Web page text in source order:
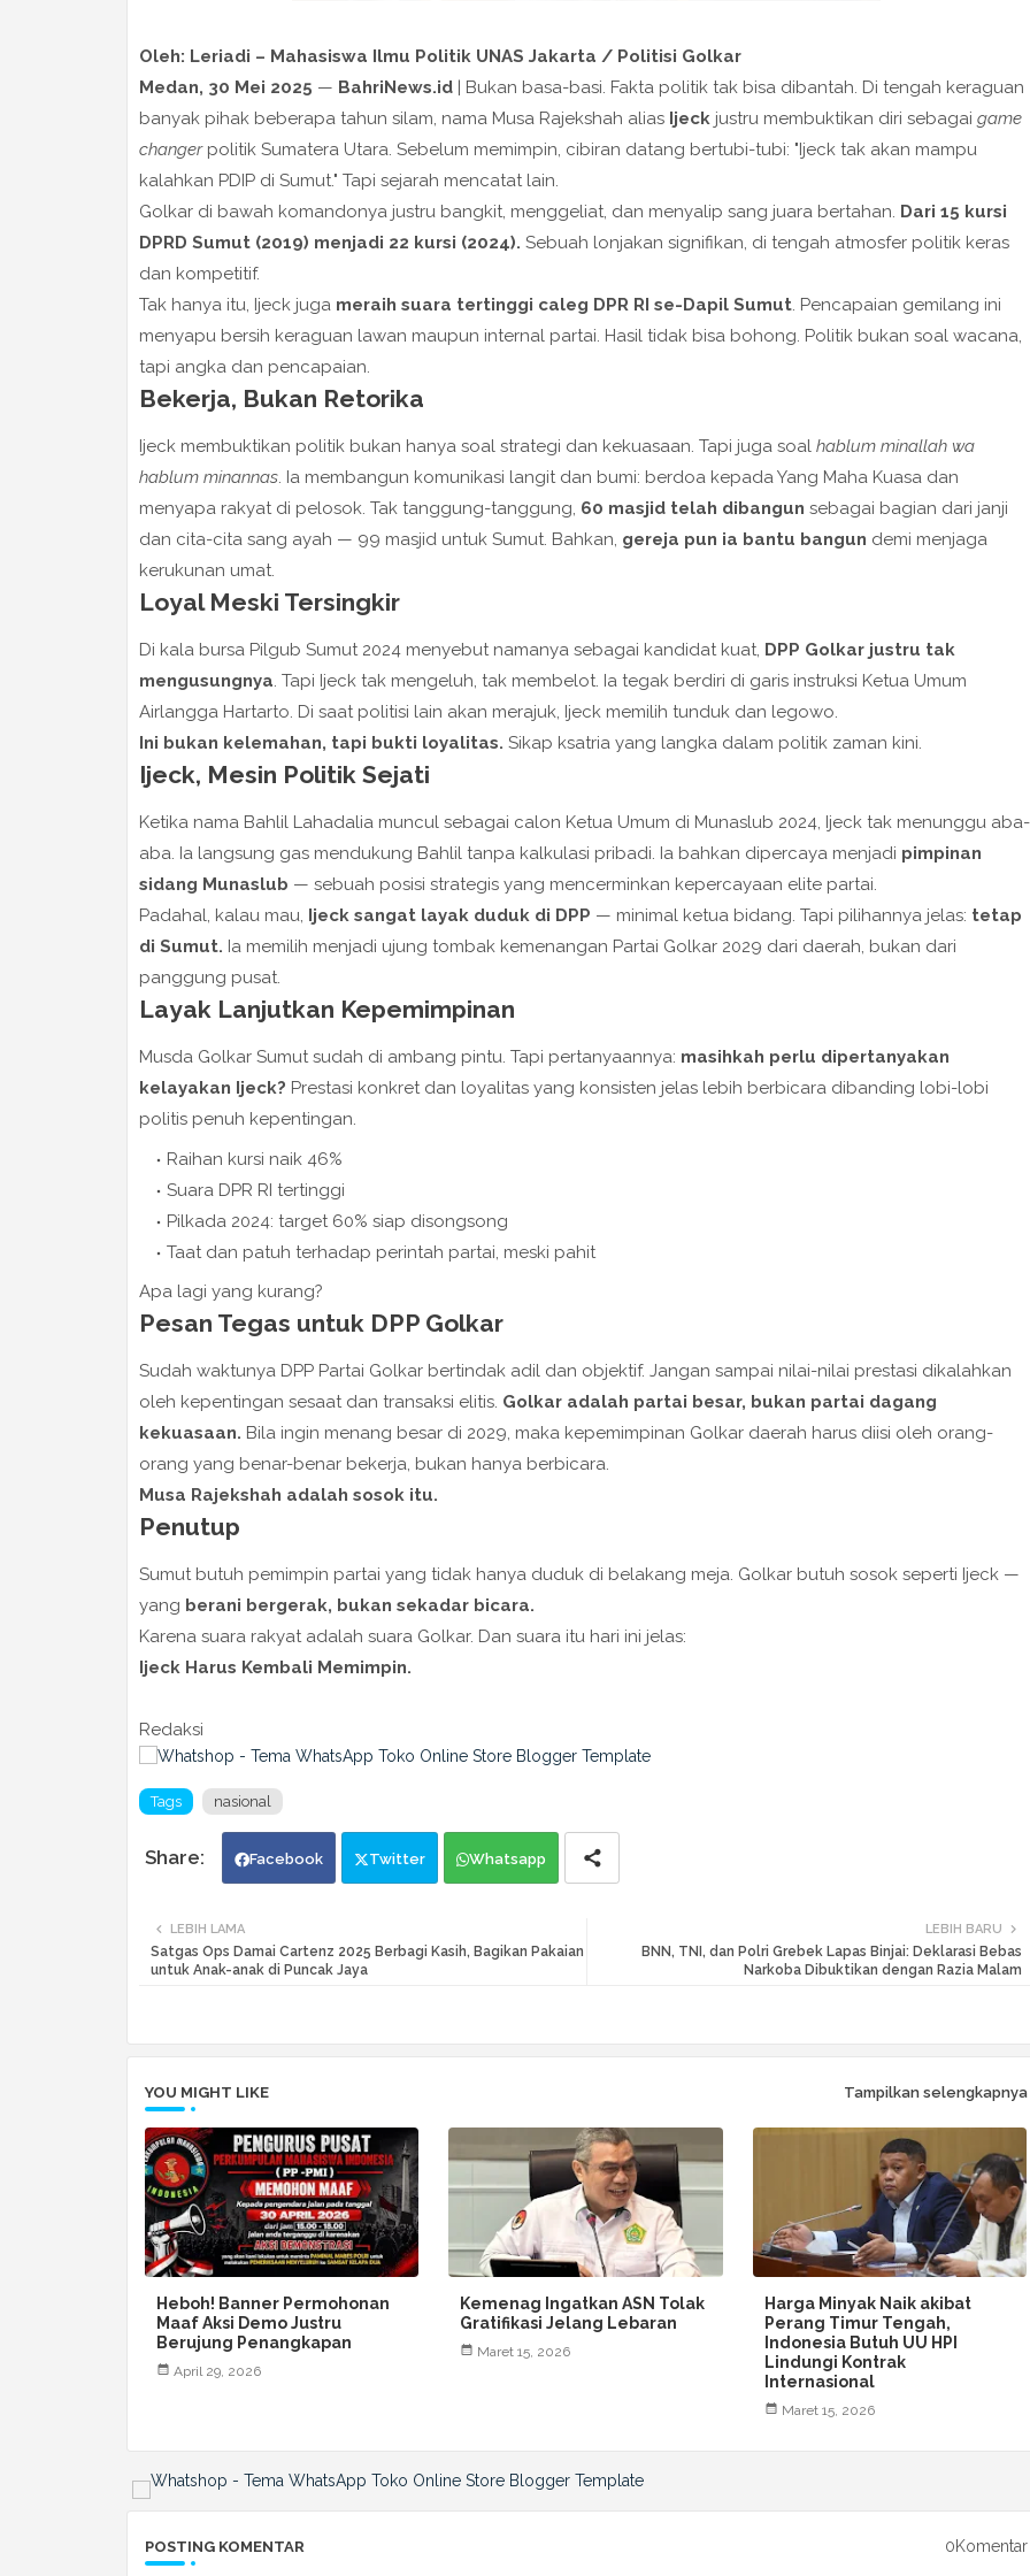
Oleh: Leriadi – Mahasiswa Ilmu Politik UNAS Jakarta / Politisi Golkar
Medan, 30 Mei 2025 — BahriNews.id| Bukan basa-basi. Fakta politik tak bisa dibantah. Di tengah keraguan
banyak pihak beberapa tahun silam, nama Musa Rajekshah alias Ijeckjustru membuktikan diri sebagai game
changerpolitik Sumatera Utara. Sebelum memimpin, cibiran datang bertubi-tubi: "Ijeck tak akan mampu
kalahkan PDIP di Sumut." Tapi sejarah mencatat lain.
Golkar di bawah komandonya justru bangkit, menggeliat, dan menyalip sang juara bertahan. Dari 15 kursi
DPRD Sumut (2019) menjadi 22 kursi (2024). Sebuah lonjakan signifikan, di tengah atmosfer politik keras
dan kompetitif.
Tak hanya itu, Ijeck juga meraih suara tertinggi caleg DPR RI se-Dapil Sumut. Pencapaian gemilang ini
menyapu bersih keraguan lawan maupun internal partai. Hasil tidak bisa bohong. Politik bukan soal wacana,
tapi angka dan pencapaian.
Bekerja, Bukan Retorika
Ijeck membuktikan politik bukan hanya soal strategi dan kekuasaan. Tapi juga soal hablum minallah wa
hablum minannas. Ia membangun komunikasi langit dan bumi: berdoa kepada Yang Maha Kuasa dan
menyapa rakyat di pelosok. Tak tanggung-tanggung, 60 masjid telah dibangun sebagai bagian dari janji
dan cita-cita sang ayah — 99 masjid untuk Sumut. Bahkan, gereja pun ia bantu bangun demi menjaga
kerukunan umat.
Loyal Meski Tersingkir
Di kala bursa Pilgub Sumut 2024 menyebut namanya sebagai kandidat kuat, DPP Golkar justru tak
mengusungnya. Tapi Ijeck tak mengeluh, tak membelot. Ia tegak berdiri di garis instruksi Ketua Umum
Airlangga Hartarto. Di saat politisi lain akan merajuk, Ijeck memilih tunduk dan legowo.
Ini bukan kelemahan, tapi bukti loyalitas. Sikap ksatria yang langka dalam politik zaman kini.
Ijeck, Mesin Politik Sejati
Ketika nama Bahlil Lahadalia muncul sebagai calon Ketua Umum di Munaslub 2024, Ijeck tak menunggu aba-
aba. Ia langsung gas mendukung Bahlil tanpa kalkulasi pribadi. Ia bahkan dipercaya menjadi pimpinan
sidang Munaslub — sebuah posisi strategis yang mencerminkan kepercayaan elite partai.
Padahal, kalau mau, Ijeck sangat layak duduk di DPP — minimal ketua bidang. Tapi pilihannya jelas: tetap
di Sumut. Ia memilih menjadi ujung tombak kemenangan Partai Golkar 2029 dari daerah, bukan dari
panggung pusat.
Layak Lanjutkan Kepemimpinan
Musda Golkar Sumut sudah di ambang pintu. Tapi pertanyaannya: masihkah perlu dipertanyakan
kelayakan Ijeck? Prestasi konkret dan loyalitas yang konsisten jelas lebih berbicara dibanding lobi-lobi
politis penuh kepentingan.
Raihan kursi naik 46%
Suara DPR RI tertinggi
Pilkada 2024: target 60% siap disongsong
Taat dan patuh terhadap perintah partai, meski pahit
Apa lagi yang kurang?
Pesan Tegas untuk DPP Golkar
Sudah waktunya DPP Partai Golkar bertindak adil dan objektif. Jangan sampai nilai-nilai prestasi dikalahkan
oleh kepentingan sesaat dan transaksi elitis. Golkar adalah partai besar, bukan partai dagang
kekuasaan. Bila ingin menang besar di 2029, maka kepemimpinan Golkar daerah harus diisi oleh orang-
orang yang benar-benar bekerja, bukan hanya berbicara.
Musa Rajekshah adalah sosok itu.
Penutup
Sumut butuh pemimpin partai yang tidak hanya duduk di belakang meja. Golkar butuh sosok seperti Ijeck —
yang berani bergerak, bukan sekadar bicara.
Karena suara rakyat adalah suara Golkar. Dan suara itu hari ini jelas:
Ijeck Harus Kembali Memimpin.
Redaksi
Tags nasional
Facebook Twitter Whatsapp
LEBIH BARU
BNN, TNI, dan Polri Grebek Lapas Binjai: Deklarasi Bebas
Narkoba Dibuktikan dengan Razia Malam
LEBIH LAMA
Satgas Ops Damai Cartenz 2025 Berbagi Kasih, Bagikan Pakaian
untuk Anak-anak di Puncak Jaya
YOU MIGHT LIKE Tampilkan selengkapnya
Heboh! Banner Permohonan
Maaf Aksi Demo Justru
Berujung Penangkapan
April 29, 2026
Kemenag Ingatkan ASN Tolak
Gratifikasi Jelang Lebaran
Maret 15, 2026
Harga Minyak Naik akibat
Perang Timur Tengah,
Indonesia Butuh UU HPI
Lindungi Kontrak
Internasional
Maret 15, 2026
POSTING KOMENTAR 0Komentar